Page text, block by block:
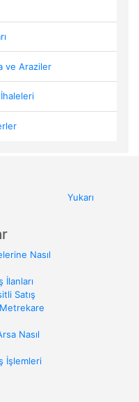
ve Araziler
Yukarı
Nasıl
İlanları
Satış
Nasıl
İşlemleri